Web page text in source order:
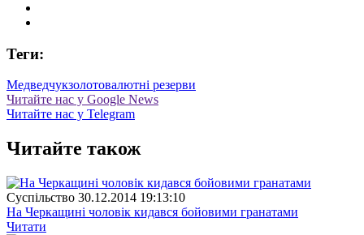
Теги:
Медведчукзолотовалютні резерви
Читайте нас у Google News
Читайте нас у Telegram
Читайте також
Суспiльство 30.12.2014 19:13:10
На Черкащині чоловік кидався бойовими гранатами
Читати